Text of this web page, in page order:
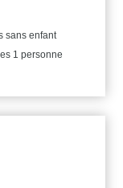
sans enfant
1 personne